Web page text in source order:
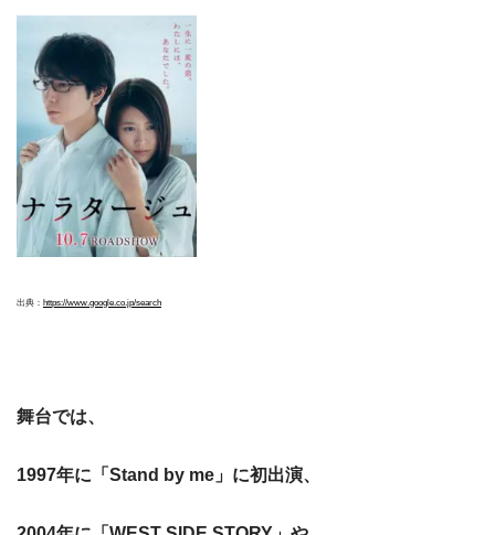
出典： https://www.google.co.jp/search
舞台では、
1997年に「Stand by me」に初出演、